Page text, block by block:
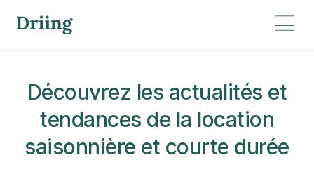
Découvrez les actualités et
tendances de la location
saisonnière et courte durée